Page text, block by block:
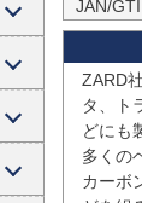
JAN/
ZARD
タ、ト
どにも
多くの
カーボ